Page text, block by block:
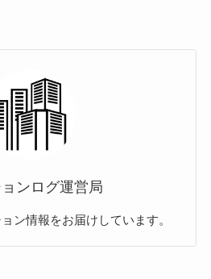
ンログ運営局
ン情報をお届けしています。